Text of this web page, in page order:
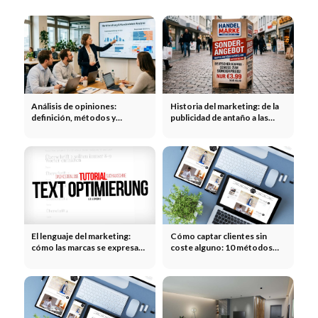
Análisis de opiniones:
definición, métodos y
Historia del marketing: de la
publicidad de antaño a las
El lenguaje del marketing:
cómo las marcas se expresan,
Cómo captar clientes sin
coste alguno: 10 métodos